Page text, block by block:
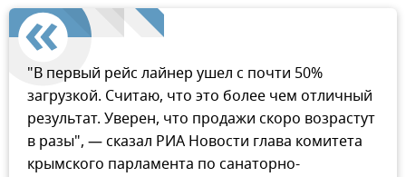
"В первый рейс лайнер ушел с почти 50%
загрузкой. Считаю, что это более чем отличный
результат. Уверен, что продажи скоро возрастут
в разы", — сказал РИА Новости глава комитета
крымского парламента по санаторно-